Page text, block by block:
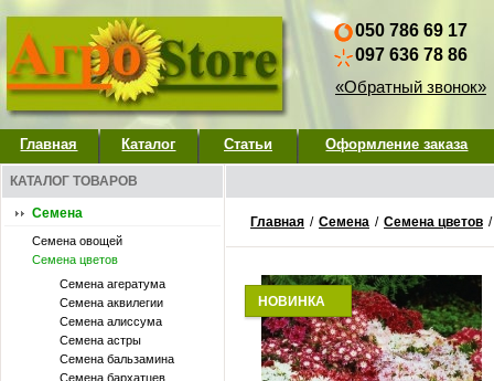
050 786 69 17
097 636 78 86
«Обратный звонок»
Главная Каталог Статьи Оформление заказа
КАТАЛОГ ТОВАРОВ
Семена
Семена овощей
Семена цветов
Семена агератума
Семена аквилегии
Семена алиссума
Семена астры
Семена бальзамина
Семена бархатцев
Главная / Семена / Семена цветов /
НОВИНКА